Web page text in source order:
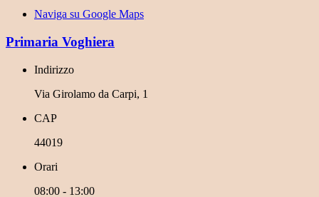
Naviga su Google Maps
Primaria Voghiera
Indirizzo
Via Girolamo da Carpi, 1
CAP
44019
Orari
08:00 - 13:00